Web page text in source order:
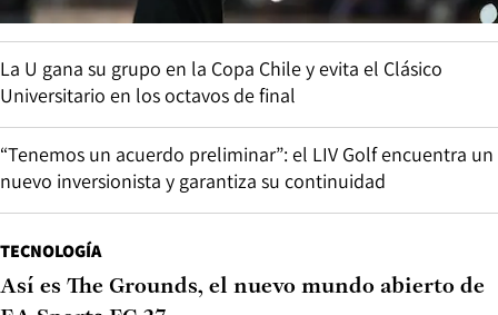
La U gana su grupo en la Copa Chile y evita el Clásico
Universitario en los octavos de final
“Tenemos un acuerdo preliminar”: el LIV Golf encuentra un
nuevo inversionista y garantiza su continuidad
TECNOLOGÍA
Así es The Grounds, el nuevo mundo abierto de